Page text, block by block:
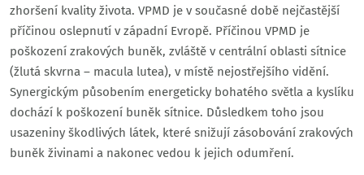
zhoršení kvality života. VPMD je v současné době nejčastější
příčinou oslepnutí v západní Evropě. Příčinou VPMD je
poškození zrakových buněk, zvláště v centrální oblasti sítnice
(žlutá skvrna – macula lutea), v místě nejostřejšího vidění.
Synergickým působením energeticky bohatého světla a kyslíku
dochází k poškození buněk sítnice. Důsledkem toho jsou
usazeniny škodlivých látek, které snižují zásobování zrakových
buněk živinami a nakonec vedou k jejich odumření.